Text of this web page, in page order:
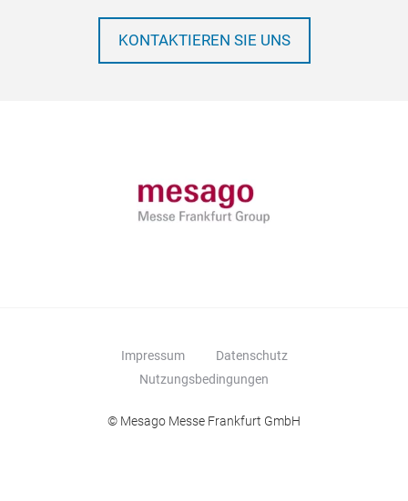
KONTAKTIEREN SIE UNS
Impressum
Datenschutz
Nutzungsbedingungen
© Mesago Messe Frankfurt GmbH